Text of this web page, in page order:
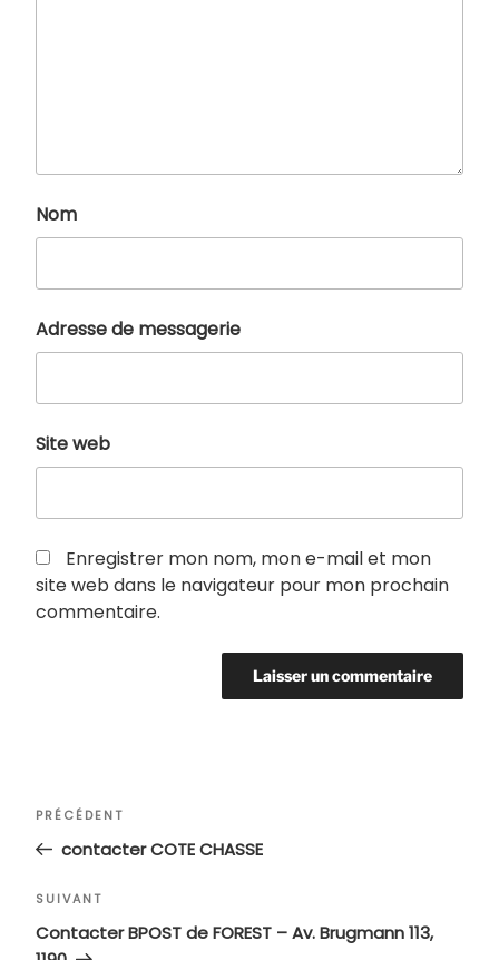
Nom
Adresse de messagerie
Site web
Enregistrer mon nom, mon e-mail et mon
site web dans le navigateur pour mon prochain
commentaire.
Navigation
l’article
Article
précédent
PRÉCÉDENT
contacter COTE CHASSE
Article
suivant
SUIVANT
Contacter BPOST de FOREST – Av. Brugmann 113,